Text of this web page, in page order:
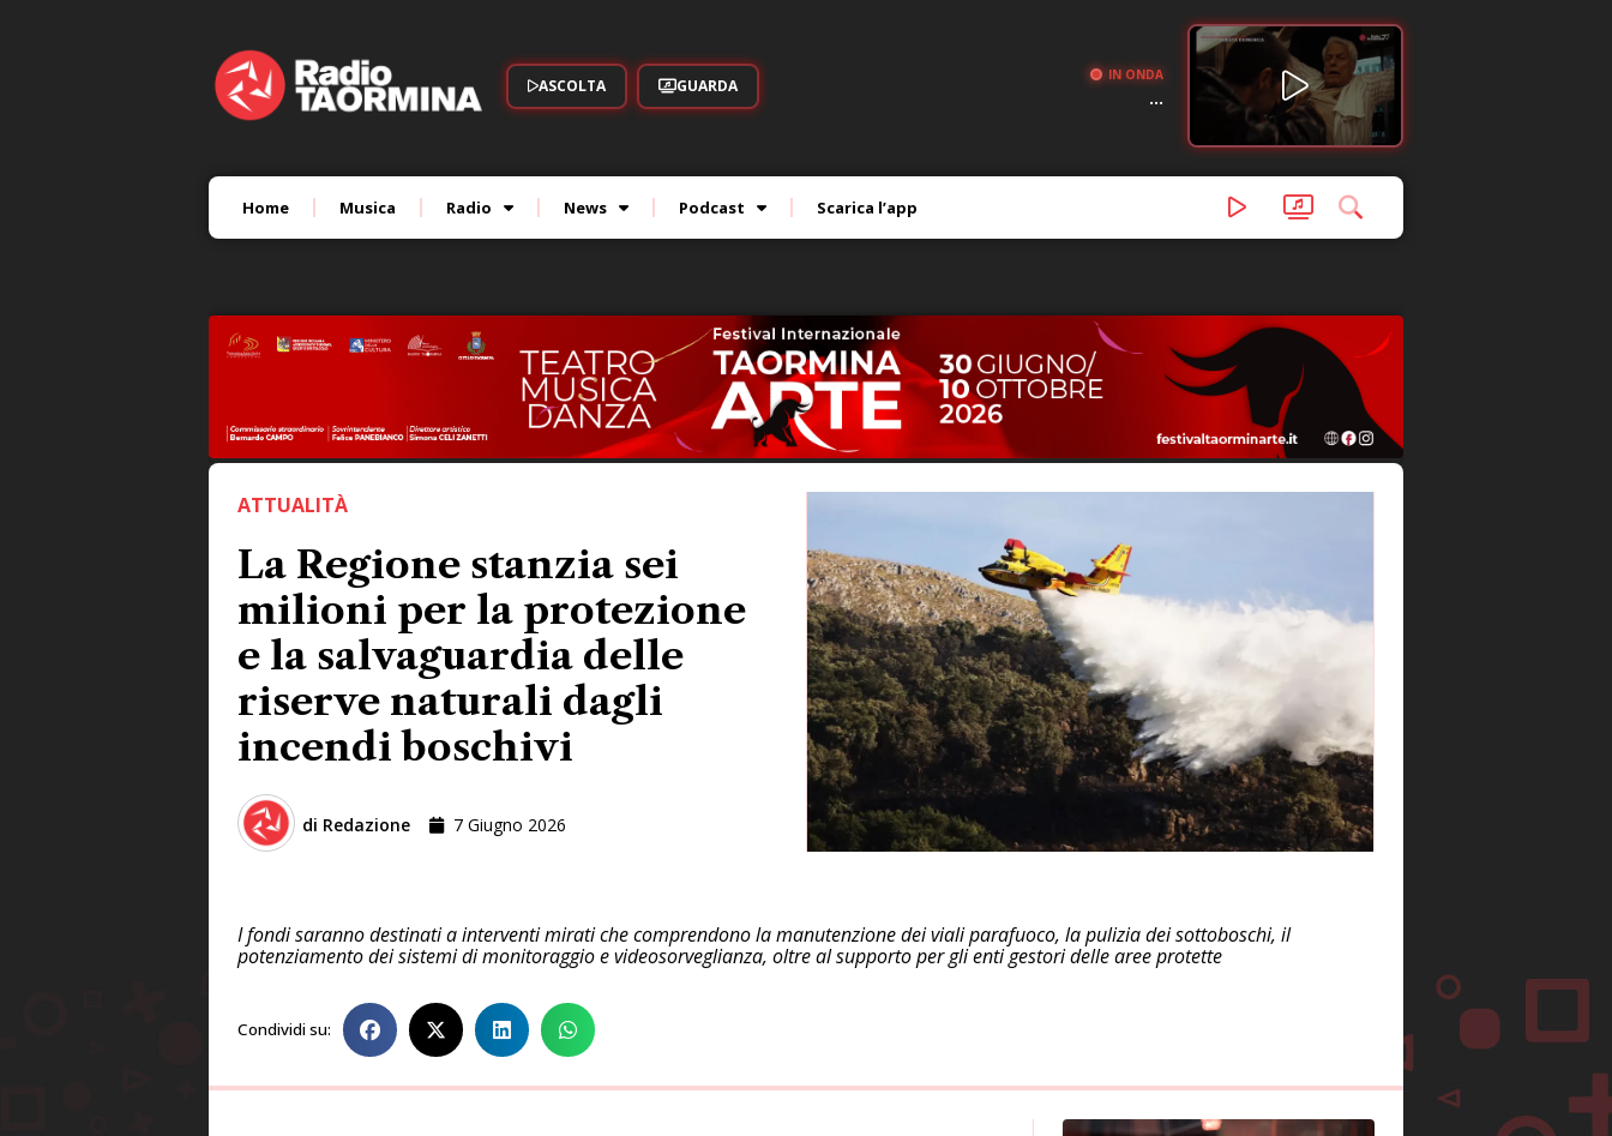
ASCOLTA GUARDA
IN ONDA
...
Home Musica Radio News Podcast Scarica l’app
ATTUALITÀ
La Regione stanzia sei
milioni per la protezione
e la salvaguardia delle
riserve naturali dagli
incendi boschivi
di Redazione 7 Giugno 2026
I fondi saranno destinati a interventi mirati che comprendono la manutenzione dei viali parafuoco, la pulizia dei sottoboschi, il
potenziamento dei sistemi di monitoraggio e videosorveglianza, oltre al supporto per gli enti gestori delle aree protette
Condividi su: